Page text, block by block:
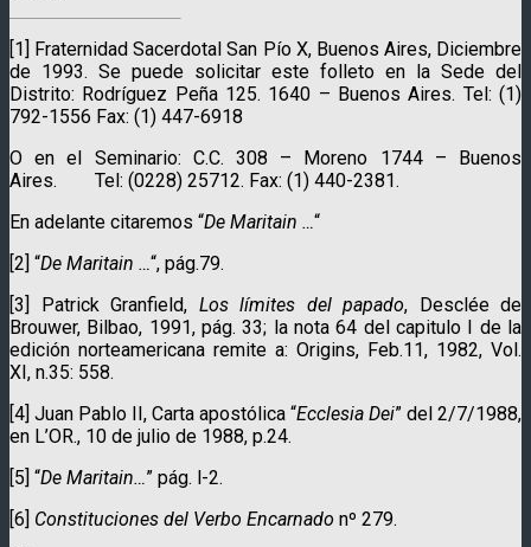
[1] Fraternidad Sacerdotal San Pío X, Buenos Aires, Diciembre
de 1993. Se puede solicitar este folleto en la Sede del
Distrito: Rodríguez Peña 125. 1640 – Buenos Aires. Tel: (1)
792-1556 Fax: (1) 447-6918
O en el Seminario: C.C. 308 – Moreno 1744 – Buenos
Aires. Tel: (0228) 25712. Fax: (1) 440-2381.
En adelante citaremos “De Maritain …“
[2] “De Maritain …“, pág.79.
[3] Patrick Granfield, Los límites del papado, Desclée de
Brouwer, Bilbao, 1991, pág. 33; la nota 64 del capitulo I de la
edición norteamericana remite a: Origins, Feb.11, 1982, Vol.
XI, n.35: 558.
[4] Juan Pablo II, Carta apostólica “Ecclesia Dei” del 2/7/1988,
en L’OR., 10 de julio de 1988, p.24.
[5] “De Maritain…” pág. l-2.
[6] Constituciones del Verbo Encarnado nº 279.